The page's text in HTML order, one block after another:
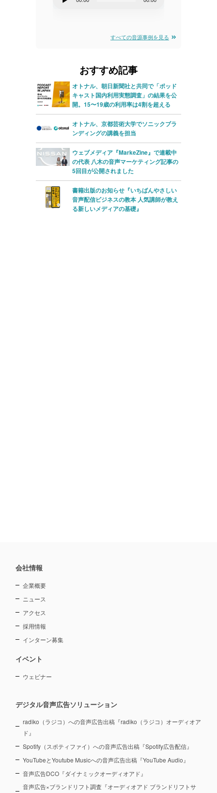
すべての音源事例を見る
おすすめ記事
オトナル、朝日新聞社と共同で「ポッド
キャスト国内利用実態調査」の結果を公
開。15〜19歳の利用率は4割を超える
オトナル、京都芸術大学でソニックブラ
ンディングの講義を担当
ウェブメディア『MarkeZine』で連載中
の代表 八木の音声マーケティング記事の
5回目が公開されました
書籍出版のお知らせ『いちばんやさしい
音声配信ビジネスの教本 人気講師が教え
る新しいメディアの基礎』
会社情報
企業概要
ニュース
アクセス
採用情報
インターン募集
イベント
ウェビナー
デジタル音声広告ソリューション
radiko（ラジコ）への音声広告出稿『radiko（ラジコ）オーディオア
ド』
Spotify（スポティファイ）への音声広告出稿『Spotify広告配信』
YouTubeとYoutube Musicへの音声広告出稿『YouTube Audio』
音声広告DCO『ダイナミックオーディオアド』
音声広告×ブランドリフト調査『オーディオアド ブランドリフトサ